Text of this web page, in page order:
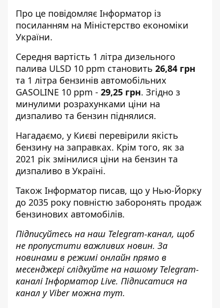
Про це повідомляє Інформатор із
посиланням на Міністерство економіки
України.
Середня вартість 1 літра дизельного
палива ULSD 10 ppm становить 26,84 грн
та 1 літра бензинів автомобільних
GASOLINE 10 ppm - 29,25 грн. Згідно з
минулими розрахунками ціни на
дизпаливо та бензин піднялися.
Нагадаємо, у Києві перевірили якість
бензину на заправках. Крім того, як за
2021 рік змінилися ціни на бензин та
дизпаливо в Україні.
Також Інформатор писав, що у Нью-Йорку
до 2035 року повністю заборонять продаж
бензинових автомобілів.
Підписуйтесь на наш Telegram-канал, щоб
не пропустити важливих новин. За
новинами в режимі онлайн прямо в
месенджері слідкуйте на нашому Telegram-
каналіІнформатор Live. Підписатися на
канал у Viber можна тут.